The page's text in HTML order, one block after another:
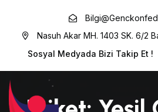
Nasuh Akar MH. 1403 SK. 6/2
Sosyal Medyada Bizi Takip Et !